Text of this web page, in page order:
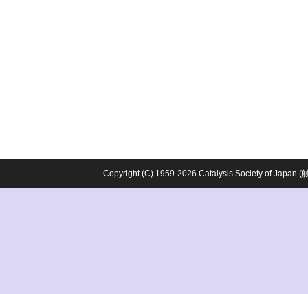
Copyright (C) 1959-2026 Catalysis Society of Japan (